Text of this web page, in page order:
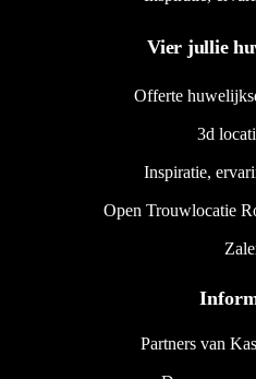
Vier jullie
Offerte
3d
Inspiratie,
Open Trouwlocatie
Partners van